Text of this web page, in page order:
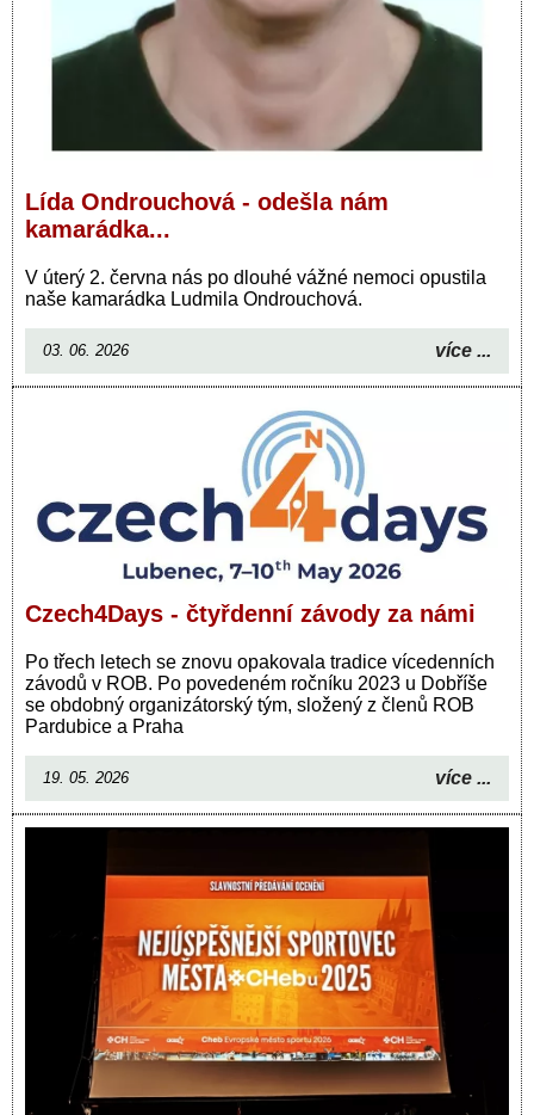
Lída Ondrouchová - odešla nám
kamarádka...
V úterý 2. června nás po dlouhé vážné nemoci opustila
naše kamarádka Ludmila Ondrouchová.
03. 06. 2026 více ...
Czech4Days - čtyřdenní závody za námi
Po třech letech se znovu opakovala tradice vícedenních
závodů v ROB. Po povedeném ročníku 2023 u Dobříše
se obdobný organizátorský tým, složený z členů ROB
Pardubice a Praha
19. 05. 2026 více ...